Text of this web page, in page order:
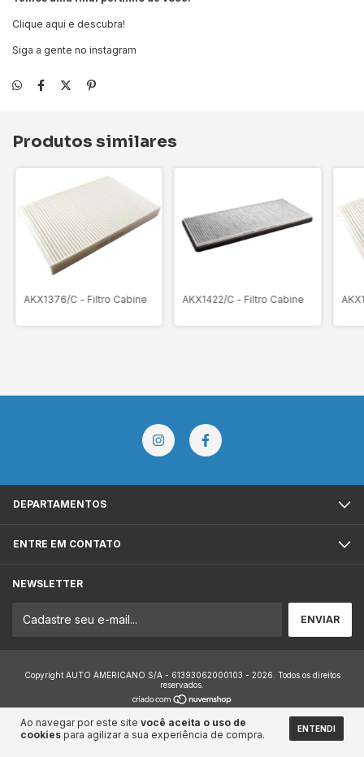
Ao navegar por este site você aceita o uso de
cookies para agilizar a sua experiência de compra. ENTENDI
Clique aqui e descubra!
Siga a gente no instagram
Produtos similares
AKX1376/C - Filtro Cabine AKX1422/C - Filtro Cabine
DEPARTAMENTOS
ENTRE EM CONTATO
NEWSLETTER
Copyright AUTO AMERICANO S/A - 61393062000103 - 2026. Todos os direitos
reservados.